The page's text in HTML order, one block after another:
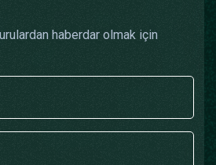
haberdar olmak için